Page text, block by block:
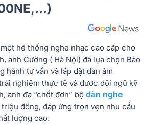
một hệ thống nghe nhạc cao cấp cho
anh Cường ( Hà Nội) đã lựa chọn Bảo
hành tư vấn và lắp đặt dàn âm
nghiệm thực tế và được đội ngũ kỹ
anh đã “chốt đơn” bộ dàn nghe
triệu đồng, đáp ứng trọn vẹn nhu cầu
lượng cao.